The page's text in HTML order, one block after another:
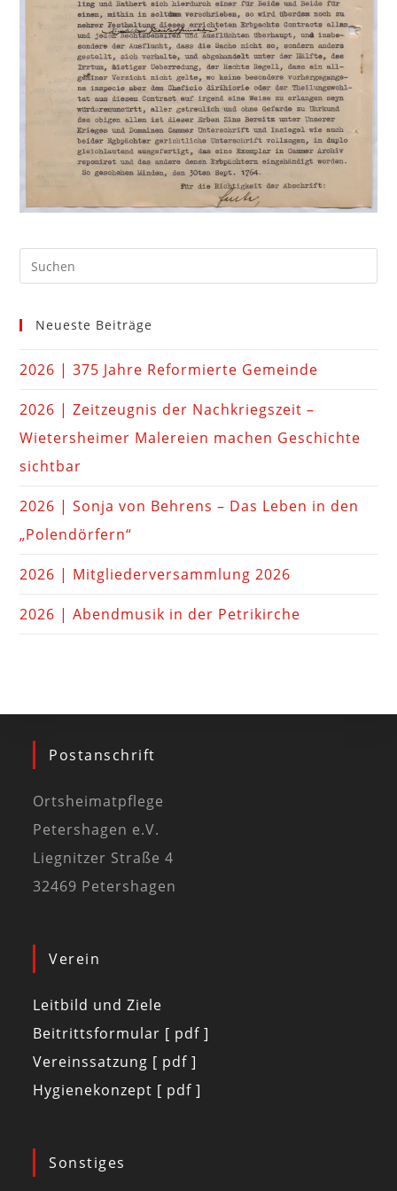
Neueste Beiträge
2026 | 375 Jahre Reformierte Gemeinde
2026 | Zeitzeugnis der Nachkriegszeit –
Wietersheimer Malereien machen Geschichte
sichtbar
2026 | Sonja von Behrens – Das Leben in den
„Polendörfern“
2026 | Mitgliederversammlung 2026
2026 | Abendmusik in der Petrikirche
Postanschrift
Ortsheimatpflege
Petershagen e.V.
Liegnitzer Straße 4
32469 Petershagen
Verein
Leitbild und Ziele
Beitrittsformular [ pdf ]
Vereinssatzung [ pdf ]
Hygienekonzept [ pdf ]
Sonstiges